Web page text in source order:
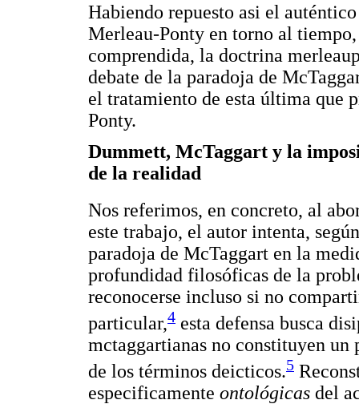
Habiendo repuesto asi el
Merleau-Ponty en torno al
comprendida, la doctrina
debate de la paradoja de
el tratamiento de esta última que
Ponty.
Dummett, McTaggart y la
de la realidad
Nos referimos, en concreto, al
este trabajo, el autor intenta,
paradoja de McTaggart en la
profundidad filosóficas de la
reconocerse incluso si no
particular,4 esta defensa busca
mctaggartianas no constituyen
de los términos deicticos.5
especificamente ontológicas del